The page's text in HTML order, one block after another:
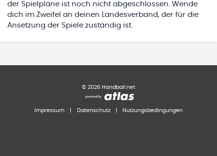
der Spielpläne ist noch nicht abgeschlossen. Wende
dich im Zweifel an deinen Landesverband, der für die
Ansetzung der Spiele zuständig ist.
© 2026 Handball.net
Impressum Datenschutz Nutzungsbedingungen